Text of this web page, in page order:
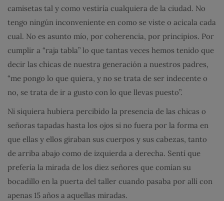
camisetas tal y como vestiría cualquiera de la ciudad. No
tengo ningún inconveniente en como se viste o acicala cada
cual. No es asunto mío, por coherencia, por principios. Por
cumplir a “raja tabla” lo que tantas veces hemos tenido que
decir las chicas de nuestra generación a nuestros padres,
“me pongo lo que quiera, y no se trata de ser indecente o
no, se trata de ir a gusto con lo que llevas puesto”.
Ni siquiera hubiera percibido la presencia de las chicas o
señoras tapadas hasta los ojos si no fuera por la forma en
que ellas y ellos giraban sus cuerpos y sus cabezas, tanto
de arriba abajo como de izquierda a derecha. Sentí que
prefería la mirada de los diez señores que comían su
bocadillo en la puerta del taller cuando pasaba por allí con
apenas 15 años a aquellas miradas.